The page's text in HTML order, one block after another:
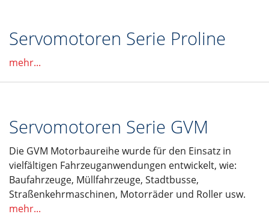
Servomotoren Serie Proline
mehr...
Servomotoren Serie GVM
Die GVM Motorbaureihe wurde für den Einsatz in
vielfältigen Fahrzeuganwendungen entwickelt, wie:
Baufahrzeuge, Müllfahrzeuge, Stadtbusse,
Straßenkehrmaschinen, Motorräder und Roller usw.
mehr...